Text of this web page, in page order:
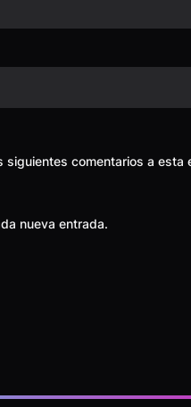
siguientes comentarios a esta
nueva entrada.